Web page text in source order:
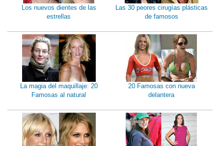
Los nuevos dientes de las
estrellas
Las 30 peores cirugías plásticas
de famosos
La magia del maquillaje: 20
Famosas al natural
20 Famosas con nueva
delantera